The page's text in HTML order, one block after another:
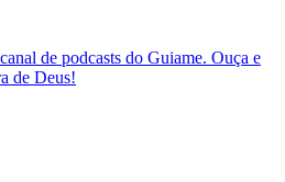
de podcasts do Guiame. Ouça e
de Deus!